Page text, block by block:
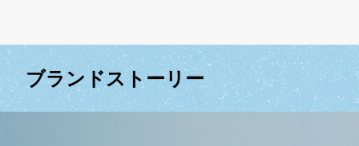
ブランドストーリー